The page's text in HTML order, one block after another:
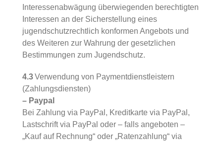
Interessenabwägung überwiegenden berechtigten
Interessen an der Sicherstellung eines
jugendschutzrechtlich konformen Angebots und
des Weiteren zur Wahrung der gesetzlichen
Bestimmungen zum Jugendschutz.
4.3Verwendung von Paymentdienstleistern
(Zahlungsdiensten)
– Paypal
Bei Zahlung via PayPal, Kreditkarte via PayPal,
Lastschrift via PayPal oder – falls angeboten –
„Kauf auf Rechnung“ oder „Ratenzahlung“ via